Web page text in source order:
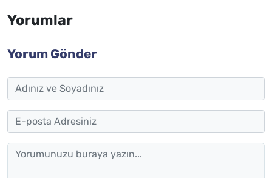
Yorumlar
Yorum Gönder